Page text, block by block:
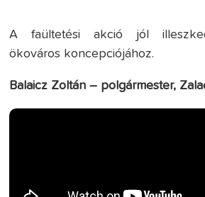
A faültetési akció jól
ökováros koncepciójához.
Balaicz Zoltán – polgármester,